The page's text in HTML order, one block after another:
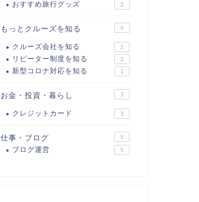
おすすめ旅行グッズ 2
もっとクルーズを知る 5
クルーズ会社を知る 2
リピーター制度を知る 2
新型コロナ対応を知る 1
お金・投資・暮らし 3
クレジットカード 3
仕事・ブログ 5
ブログ運営 5